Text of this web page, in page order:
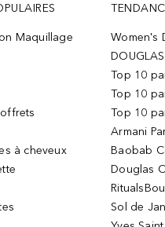
Maquillage
à cheveux
Women's
Top 10
Top 10
Top 10
Armani
Baobab
Douglas
Sol de